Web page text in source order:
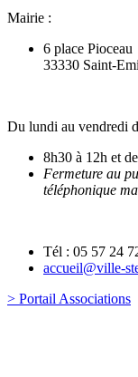
Mairie :
6 place Pioceau
33330 Saint-
Du lundi au vendredi
8h30 à 12h et
Fermeture au
téléphonique
Tél : 05 57 24
accueil@ville-
> Portail Associations